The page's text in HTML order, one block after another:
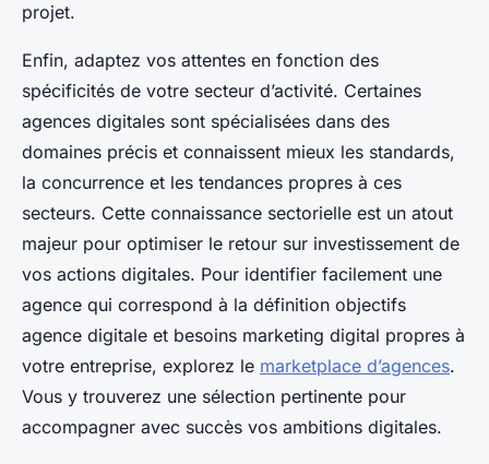
projet.
Enfin, adaptez vos attentes en fonction des
spécificités de votre secteur d’activité. Certaines
agences digitales sont spécialisées dans des
domaines précis et connaissent mieux les standards,
la concurrence et les tendances propres à ces
secteurs. Cette connaissance sectorielle est un atout
majeur pour optimiser le retour sur investissement de
vos actions digitales. Pour identifier facilement une
agence qui correspond à la définition objectifs
agence digitale et besoins marketing digital propres à
votre entreprise, explorez le marketplace d’agences.
Vous y trouverez une sélection pertinente pour
accompagner avec succès vos ambitions digitales.